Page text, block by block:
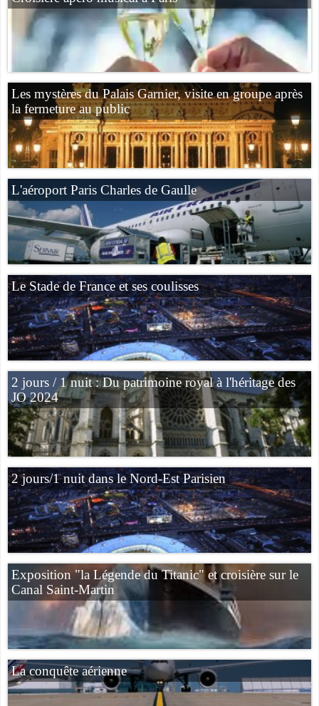
Les mystères du Palais Garnier, visite en groupe après
la fermeture au public
L'aéroport Paris Charles de Gaulle
Le Stade de France et ses coulisses
2 jours / 1 nuit : Du patrimoine royal à l'héritage des
JO 2024
2 jours/1 nuit dans le Nord-Est Parisien
Exposition "la Légende du Titanic" et croisière sur le
Canal Saint-Martin
La conquête aérienne